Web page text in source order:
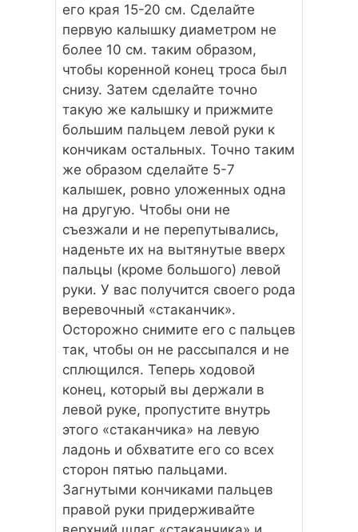
его края 15-20 см. Сделайте
первую калышку диаметром не
более 10 см. таким образом,
чтобы коренной конец троса был
снизу. Затем сделайте точно
такую же калышку и прижмите
большим пальцем левой руки к
кончикам остальных. Точно таким
же образом сделайте 5-7
калышек, ровно уложенных одна
на другую. Чтобы они не
съезжали и не перепутывались,
наденьте их на вытянутые вверх
пальцы (кроме большого) левой
руки. У вас получится своего рода
веревочный «стаканчик».
Осторожно снимите его с пальцев
так, чтобы он не рассыпался и не
сплющился. Теперь ходовой
конец, который вы держали в
левой руке, пропустите внутрь
этого «стаканчика» на левую
ладонь и обхватите его со всех
сторон пятью пальцами.
Загнутыми кончиками пальцев
правой руки придерживайте